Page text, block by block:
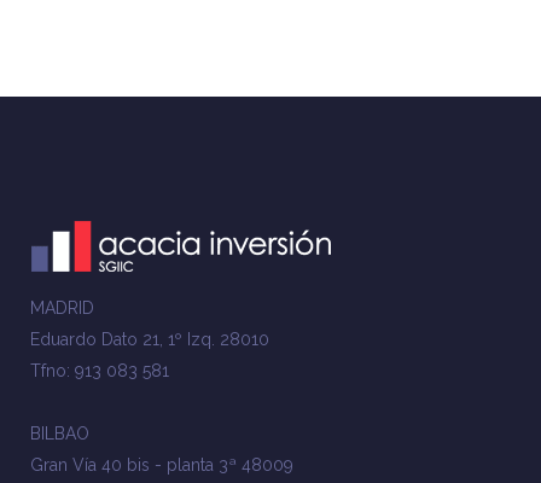
MADRID
Eduardo Dato 21, 1º Izq. 28010
Tfno: 913 083 581
BILBAO
Gran Vía 40 bis - planta 3ª 48009